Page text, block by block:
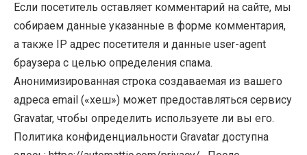
Если посетитель оставляет комментарий на сайте, мы
собираем данные указанные в форме комментария,
а также IP адрес посетителя и данные user-agent
браузера с целью определения спама.
Анонимизированная строка создаваемая из вашего
адреса email («хеш») может предоставляться сервису
Gravatar, чтобы определить используете ли вы его.
Политика конфиденциальности Gravatar доступна